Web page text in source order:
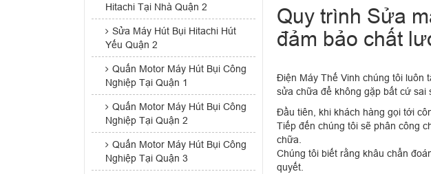
Hitachi Tại Nhà Quận 2
Sửa Máy Hút Bụi Hitachi Hút
Yếu Quận 2
Quấn Motor Máy Hút Bụi Công
Nghiệp Tại Quận 1
Quấn Motor Máy Hút Bụi Công
Nghiệp Tại Quận 2
Quấn Motor Máy Hút Bụi Công
Nghiệp Tại Quận 3
Quy trình Sửa
đảm bảo chất
Điện Máy Thế Vinh chúng tôi luôn
sửa chữa để không gặp bất cứ sai
Đầu tiên, khi khách hàng gọi tới
Tiếp đến chúng tôi sẽ phân công
chữa.
Chúng tôi biết rằng khâu chẩn
quyết.